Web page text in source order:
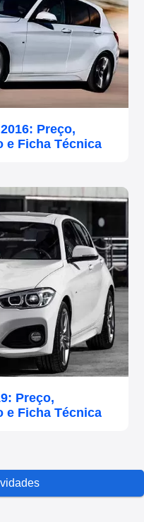
Preço,
e Ficha Técnica
Preço,
e Ficha Técnica